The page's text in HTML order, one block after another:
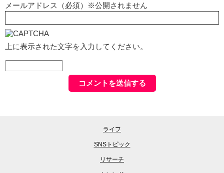
メールアドレス（必須）※公開されません
上に表示された文字を入力してください。
ライフ
SNSトピック
リサーチ